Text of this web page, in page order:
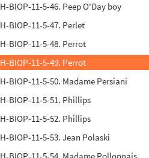
H-BIOP-11-5-46. Peep O'Day boy
H-BIOP-11-5-47. Perlet
H-BIOP-11-5-48. Perrot
H-BIOP-11-5-49. Perrot
H-BIOP-11-5-50. Madame Persiani
H-BIOP-11-5-51. Phillips
H-BIOP-11-5-52. Phillips
H-BIOP-11-5-53. Jean Polaski